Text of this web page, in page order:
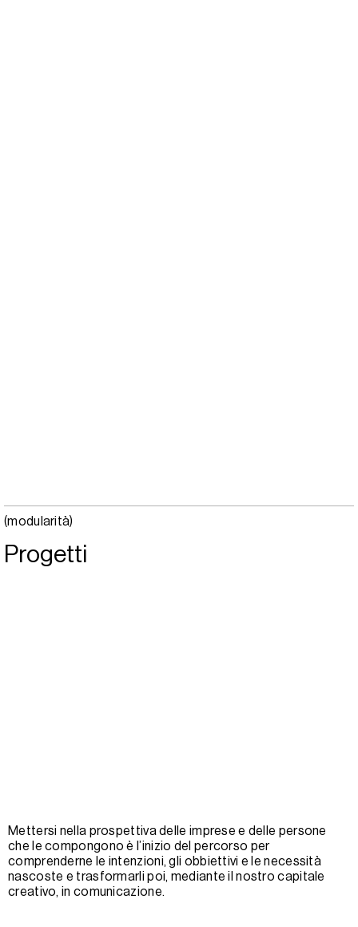
(modularità)
Progetti
Mettersi nella prospettiva delle imprese e delle persone
che le compongono è l’inizio del percorso per
comprenderne le intenzioni, gli obbiettivi e le necessità
nascoste e trasformarli poi, mediante il nostro capitale
creativo, in comunicazione.